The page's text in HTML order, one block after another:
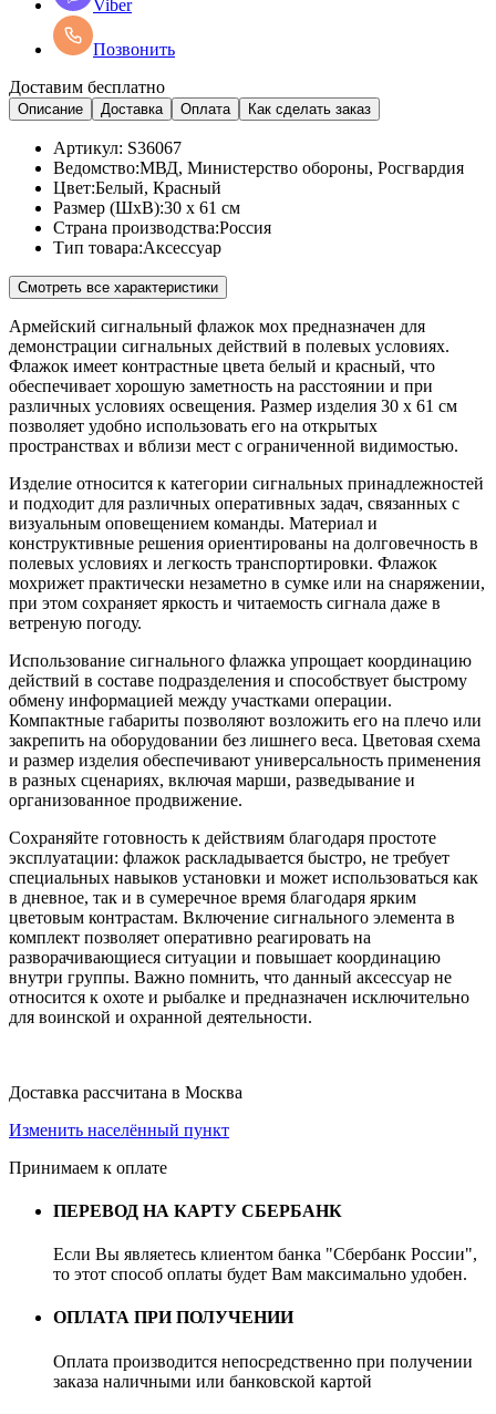
Viber
Позвонить
Доставим бесплатно
Описание Доставка Оплата Как сделать заказ
Артикул: S36067
Ведомство:МВД, Министерство обороны, Росгвардия
Цвет:Белый, Красный
Размер (ШхВ):30 x 61 см
Страна производства:Россия
Тип товара:Аксессуар
Смотреть все характеристики
Армейский сигнальный флажок мох предназначен для
демонстрации сигнальных действий в полевых условиях.
Флажок имеет контрастные цвета белый и красный, что
обеспечивает хорошую заметность на расстоянии и при
различных условиях освещения. Размер изделия 30 x 61 см
позволяет удобно использовать его на открытых
пространствах и вблизи мест с ограниченной видимостью.
Изделие относится к категории сигнальных принадлежностей
и подходит для различных оперативных задач, связанных с
визуальным оповещением команды. Материал и
конструктивные решения ориентированы на долговечность в
полевых условиях и легкость транспортировки. Флажок
мохрижет практически незаметно в сумке или на снаряжении,
при этом сохраняет яркость и читаемость сигнала даже в
ветреную погоду.
Использование сигнального флажка упрощает координацию
действий в составе подразделения и способствует быстрому
обмену информацией между участками операции.
Компактные габариты позволяют возложить его на плечо или
закрепить на оборудовании без лишнего веса. Цветовая схема
и размер изделия обеспечивают универсальность применения
в разных сценариях, включая марши, разведывание и
организованное продвижение.
Сохраняйте готовность к действиям благодаря простоте
эксплуатации: флажок раскладывается быстро, не требует
специальных навыков установки и может использоваться как
в дневное, так и в сумеречное время благодаря ярким
цветовым контрастам. Включение сигнального элемента в
комплект позволяет оперативно реагировать на
разворачивающиеся ситуации и повышает координацию
внутри группы. Важно помнить, что данный аксессуар не
относится к охоте и рыбалке и предназначен исключительно
для воинской и охранной деятельности.
Доставка рассчитана в Москва
Изменить населённый пункт
Принимаем к оплате
ПЕРЕВОД НА КАРТУ СБЕРБАНК
Если Вы являетесь клиентом банка "Сбербанк России",
то этот способ оплаты будет Вам максимально удобен.
ОПЛАТА ПРИ ПОЛУЧЕНИИ
Оплата производится непосредственно при получении
заказа наличными или банковской картой